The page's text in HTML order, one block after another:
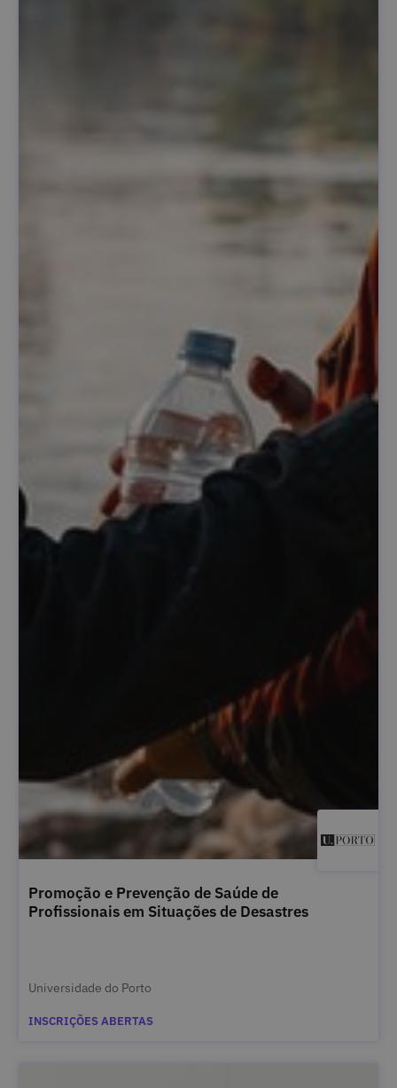
Promoção e Prevenção de Saúde de
Profissionais em Situações de Desastres
Universidade do Porto
INSCRIÇÕES ABERTAS